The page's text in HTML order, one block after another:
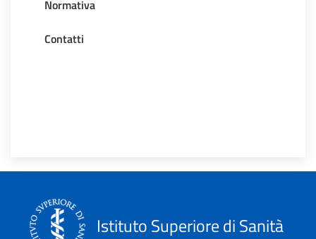
Normativa
Contatti
Istituto Superiore di Sanità